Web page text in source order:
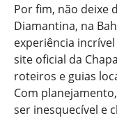
Por fim, não deixe
Diamantina, na
experiência
site oficial da
roteiros e guias
Com
ser inesquecível e